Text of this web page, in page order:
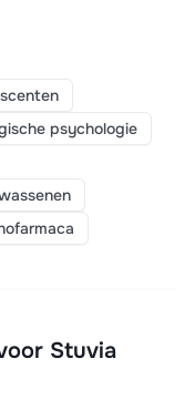
psychologie
Stuvia